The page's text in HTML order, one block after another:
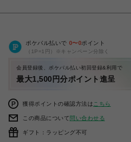
ポケパル払いで 0〜0ポイント
（1P=1円）※キャンペーン分除く
会員登録後、ポケパル払い初回登録&利用で
最大1,500円分ポイント進呈
獲得ポイントの確認方法は こちら
この商品について問い合わせる
ギフト：ラッピング不可